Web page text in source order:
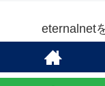
eternalnet